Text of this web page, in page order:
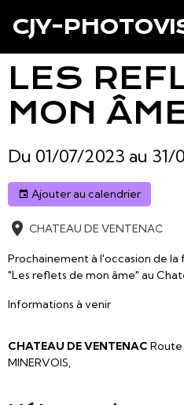
CJY-
LES
MON
Du 01/07/2023 au 31/
Ajouter au calendrier
CHATEAU DE VENTENAC
Prochainement à l'occasion de la
"Les reflets de mon âme" au
Informations à venir
CHATEAU DE VENTENAC Route
MINERVOIS,